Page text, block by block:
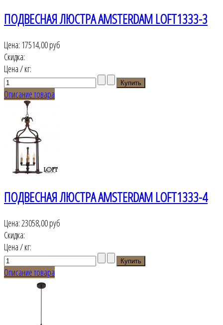
ПОДВЕСНАЯ ЛЮСТРА AMSTERDAM LOFT1333-3
Цена: 17514,00 руб
Скидка:
Цена / кг:
Описание товара
ПОДВЕСНАЯ ЛЮСТРА AMSTERDAM LOFT1333-4
Цена:23058,00 руб
Скидка:
Цена / кг:
Описание товара